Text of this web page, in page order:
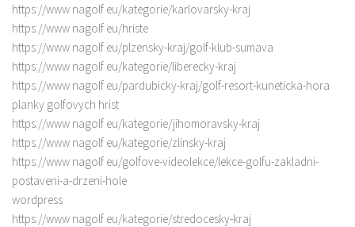
https://www nagolf eu/kategorie/karlovarsky-kraj
https://www nagolf eu/hriste
https://www nagolf eu/plzensky-kraj/golf-klub-sumava
https://www nagolf eu/kategorie/liberecky-kraj
https://www nagolf eu/pardubicky-kraj/golf-resort-kuneticka-hora
planky golfovych hrist
https://www nagolf eu/kategorie/jihomoravsky-kraj
https://www nagolf eu/kategorie/zlinsky-kraj
https://www nagolf eu/golfove-videolekce/lekce-golfu-zakladni-
postaveni-a-drzeni-hole
wordpress
https://www nagolf eu/kategorie/stredocesky-kraj